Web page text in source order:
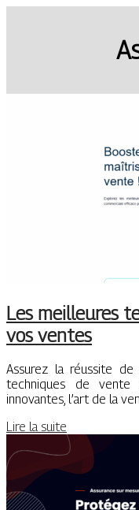
Les meilleures
vos ventes
Assurez la réussite
techniques de
innovantes, l’art de la
Lire la suite